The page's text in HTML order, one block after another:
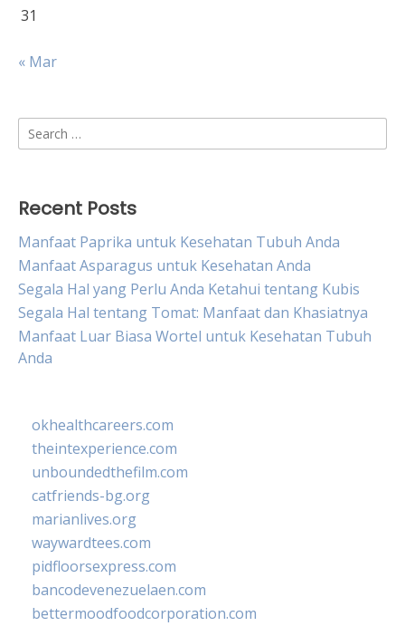
31
« Mar
Search
for:
Recent Posts
Manfaat Paprika untuk Kesehatan Tubuh Anda
Manfaat Asparagus untuk Kesehatan Anda
Segala Hal yang Perlu Anda Ketahui tentang Kubis
Segala Hal tentang Tomat: Manfaat dan Khasiatnya
Manfaat Luar Biasa Wortel untuk Kesehatan Tubuh
Anda
okhealthcareers.com
theintexperience.com
unboundedthefilm.com
catfriends-bg.org
marianlives.org
waywardtees.com
pidfloorsexpress.com
bancodevenezuelaen.com
bettermoodfoodcorporation.com